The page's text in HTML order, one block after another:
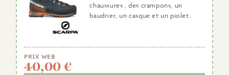
chaussures , des crampons, un
baudrier, un casque et un piolet.
PRIX WEB
40,00 €